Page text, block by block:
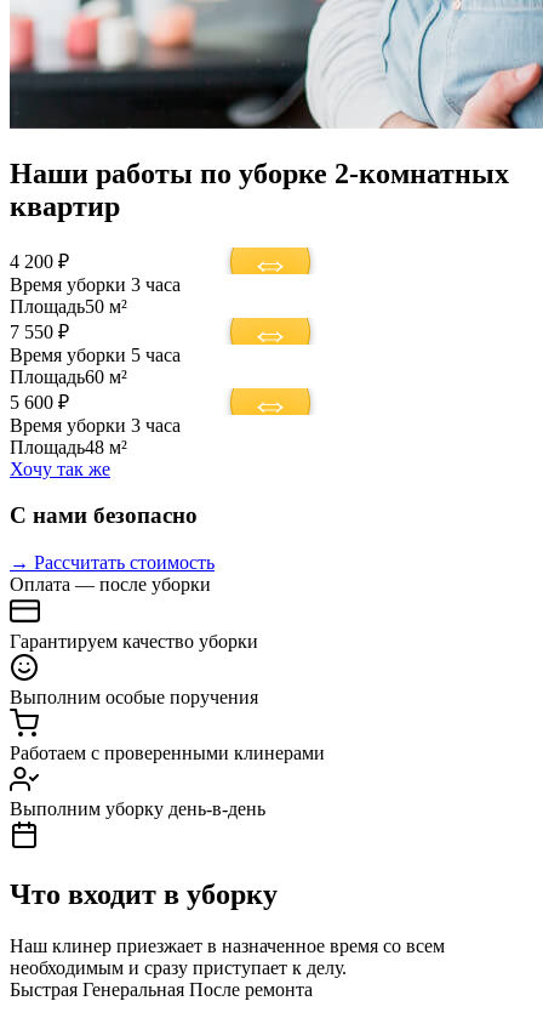
Наши работы по уборке 2-комнатных
квартир
4 200 ₽
Время уборки 3 часа
Площадь50 м²
7 550 ₽
Время уборки 5 часа
Площадь60 м²
5 600 ₽
Время уборки 3 часа
Площадь48 м²
Хочу так же
С нами безопасно
→ Рассчитать стоимость
Оплата — после уборки
Гарантируем качество уборки
Выполним особые поручения
Работаем с проверенными клинерами
Выполним уборку день-в-день
Что входит в уборку
Наш клинер приезжает в назначенное время со всем
необходимым и сразу приступает к делу.
Быстрая Генеральная После ремонта